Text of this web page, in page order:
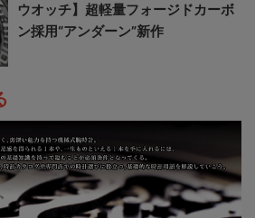
ウオッチ】超軽量フォージドカーボ
ン採用“アンダーン”新作